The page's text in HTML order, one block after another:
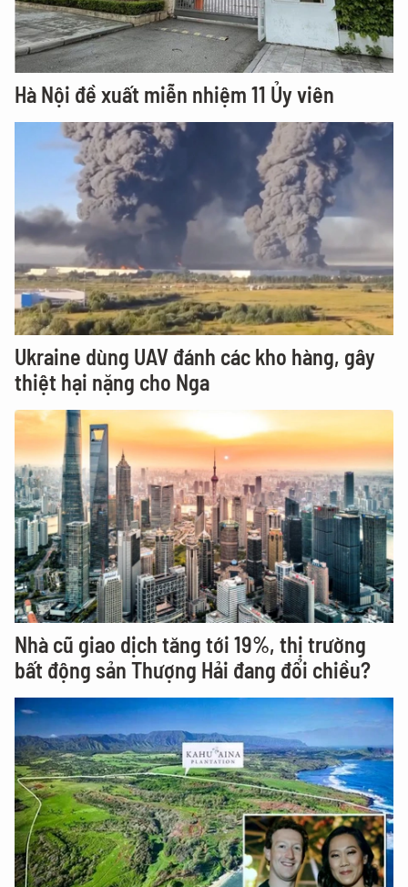
Hà Nội đề xuất miễn nhiệm 11 Ủy viên
Ukraine dùng UAV đánh các kho hàng, gây
thiệt hại nặng cho Nga
Nhà cũ giao dịch tăng tới 19%, thị trường
bất động sản Thượng Hải đang đổi chiều?